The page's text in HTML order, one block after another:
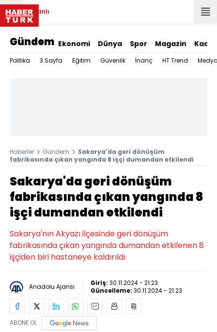
Canlı
Gündem Ekonomi Dünya Spor Magazin Kadın
Politika 3.Sayfa Eğitim Güvenlik İnanç HT Trend
Haberler Gündem
Sakarya'da geri dönüşüm
fabrikasında çıkan yangında 8 işçi dumandan etkilendi
Sakarya'da geri dönüşüm
fabrikasında çıkan yangında 8
işçi dumandan etkilendi
Sakarya'nın Akyazı ilçesinde geri dönüşüm
fabrikasında çıkan yangında dumandan etkilenen 8
işçiden biri hastaneye kaldırıldı
Anadolu Ajansı Giriş: 30.11.2024 - 21:23
Güncelleme: 30.11.2024 - 21:23
ABONE OL